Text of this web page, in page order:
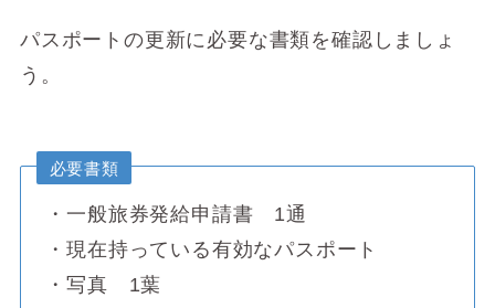
パスポートの更新に必要な書類を確認しましょ
う。
必要書類
・一般旅券発給申請書 1通
・現在持っている有効なパスポート
・写真 1葉